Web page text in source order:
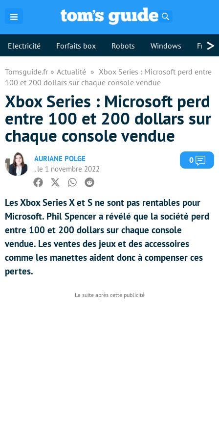
Electricité Forfaits box Robots Windows >
Tomsguide.fr Actualité
Xbox Series : Microsoft perd entre
100 et 200 dollars sur chaque console vendue
Xbox Series : Microsoft perd
entre 100 et 200 dollars sur
chaque console vendue
AURIANE POLGE
, le 1 novembre 2022
0
Facebook
TwitterWhatsapp
Reddit
Les Xbox Series X et S ne sont pas rentables pour
Microsoft. Phil Spencer a révélé que la société perd
entre 100 et 200 dollars sur chaque console
vendue. Les ventes des jeux et des accessoires
comme les manettes aident donc à compenser ces
pertes.